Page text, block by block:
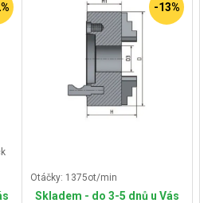
-13%
Otáčky: 1375ot/min
Skladem - do 3-5 dnů u Vás